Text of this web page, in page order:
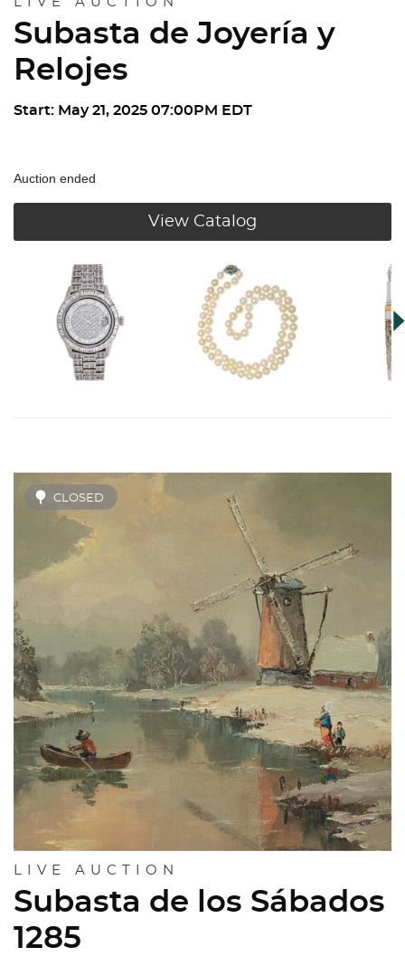
Subasta de Joyería y
Relojes
Start: May 21, 2025 07:00PM EDT
Auction ended
View Catalog
CLOSED
LIVE AUCTION
Subasta de los Sábados
1285